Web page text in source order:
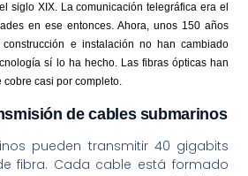
siglo XIX. La comunicación telegráfica era el
en ese entonces. Ahora, unos 150 años
e instalación no han cambiado
sí lo ha hecho. Las fibras ópticas han
casi por completo.
de cables submarinos
pueden transmitir 40 gigabits
fibra. Cada cable está formado